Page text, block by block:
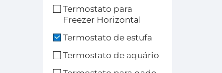
Termostato para
Freezer Horizontal
Termostato de estufa
Termostato de aquário